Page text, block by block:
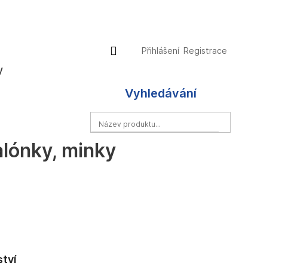
Přihlášení
Přihlášení Registrace
Vyhledávání
minky